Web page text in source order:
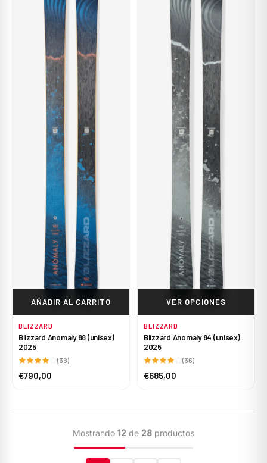
AÑADIR AL CARRITO
BLIZZARD
Blizzard Anomaly 88 (unisex)
2025
(38)
€790,00
VER OPCIONES
BLIZZARD
Blizzard Anomaly 84 (unisex)
2025
(36)
€685,00
Mostrando 12 de 28 productos